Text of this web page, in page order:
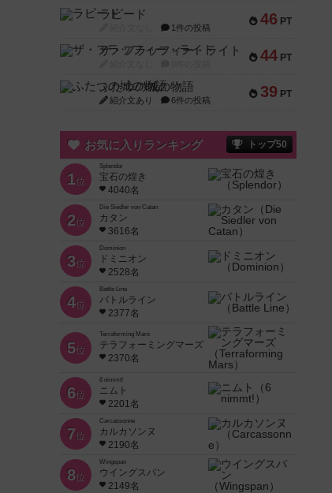
46 PT
ラピード
1件の投稿
44 PT
ザ・フラッフィー・ライト
39 PT
ふたつの城の物語
紹介文あり 6件の投稿
お気に入りランキング トップ50
1位
Splendor
宝石の煌き
4040名
2位
Die Siedler von Catan
カタン
3616名
3位
Dominion
ドミニオン
2528名
4位
Battle Line
バトルライン
2377名
5位
Terraforming Mars
テラフォーミングマーズ
2370名
6位
6 nimmt!
ニムト
2201名
7位
Carcassonne
カルカソンヌ
2190名
8位
Wingspan
ウイングスパン
2149名